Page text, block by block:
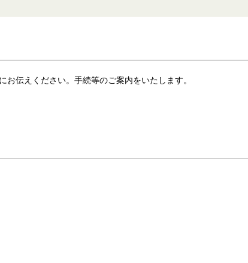
伝えください。手続等のご案内をいたします。